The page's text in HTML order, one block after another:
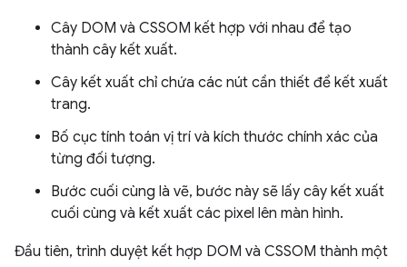
Cây DOM và CSSOM kết hợp với nhau để tạo
thành cây kết xuất.
Cây kết xuất chỉ chứa các nút cần thiết để kết xuất
trang.
Bố cục tính toán vị trí và kích thước chính xác của
từng đối tượng.
Bước cuối cùng là vẽ, bước này sẽ lấy cây kết xuất
cuối cùng và kết xuất các pixel lên màn hình.
Đầu tiên, trình duyệt kết hợp DOM và CSSOM thành một